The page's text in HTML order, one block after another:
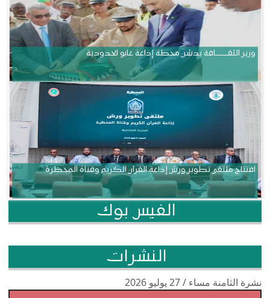
وزير الثقــــــــــافة يدشن محطة إذاعة غابو الحدودية
افتتاح ملتقى تطوير ورش إذاعة القرآن الكريم وقناة المحظرة
الفيس بوك
النشرات
نشرة الثامنة مساء / 27 يوليو 2026